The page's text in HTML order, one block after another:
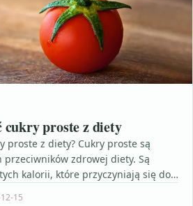
cukry proste z diety
proste z diety? Cukry proste są
przeciwników zdrowej diety. Są
kalorii, które przyczyniają się do…
15